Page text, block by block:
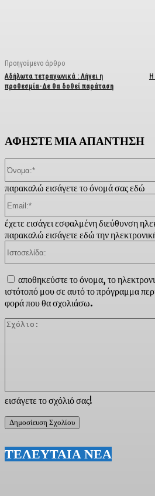
Προηγούμενο άρθρο
Αδήλωτα τετραγωνικά : Λήγει η
προθεσμία-Δε θα δοθεί παράταση
Η
ΑΦΗΣΤΕ ΜΙΑ ΑΠΑΝΤΗΣΗ
εισάγετε το σχόλιό σας!
παρακαλώ εισάγετε το όνομά σας εδώ
έχετε εισάγει εσφαλμένη διεύθυνση
παρακαλώ εισάγετε εδώ την
αποθηκεύστε το όνομα, το
ιστότοπό μου σε αυτό το πρόγραμμα
φορά που θα σχολιάσω.
ΤΕΛΕΥΤΑΙΑ ΝΕΑ